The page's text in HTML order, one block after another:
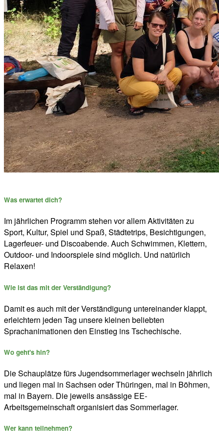
Was erwartet dich?
Im jährlichen Programm stehen vor allem Aktivitäten zu
Sport, Kultur, Spiel und Spaß, Städtetrips, Besichtigungen,
Lagerfeuer- und Discoabende. Auch Schwimmen, Klettern,
Outdoor- und Indoorspiele sind möglich. Und natürlich
Relaxen!
Wie ist das mit der Verständigung?
Damit es auch mit der Verständigung untereinander klappt,
erleichtern jeden Tag unsere kleinen beliebten
Sprachanimationen den Einstieg ins Tschechische.
Wo geht's hin?
Die Schauplätze fürs Jugendsommerlager wechseln jährlich
und liegen mal in Sachsen oder Thüringen, mal in Böhmen,
mal in Bayern. Die jeweils ansässige EE-
Arbeitsgemeinschaft organisiert das Sommerlager.
Wer kann teilnehmen?